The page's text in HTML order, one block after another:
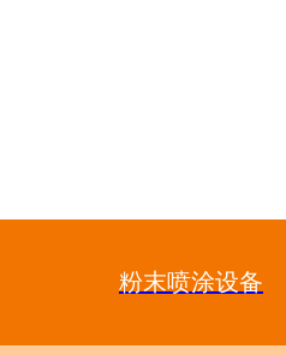
粉末喷涂设备